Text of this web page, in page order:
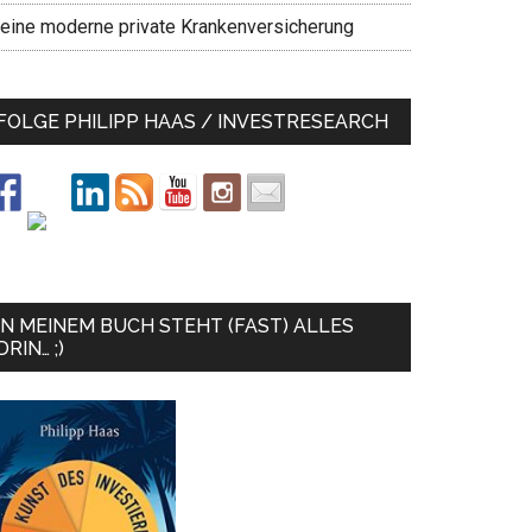
moderne private Krankenversicherung
PHILIPP HAAS / INVESTRESEARCH
MEINEM BUCH STEHT (FAST) ALLES
;)